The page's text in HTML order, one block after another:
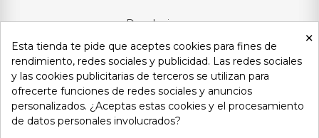
Devoluciones
Condiciones generales
Privacidad y protección de datos
Política de cookies
×
Esta tienda te pide que aceptes cookies para fines de
rendimiento, redes sociales y publicidad. Las redes sociales
y las cookies publicitarias de terceros se utilizan para
ofrecerte funciones de redes sociales y anuncios
personalizados. ¿Aceptas estas cookies y el procesamiento
de datos personales involucrados?